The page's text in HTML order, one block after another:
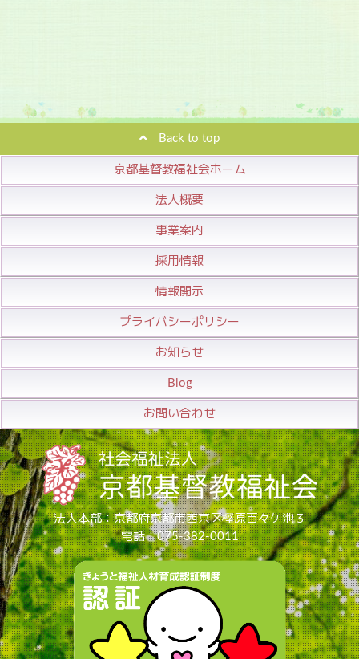
Back to top
京都基督教福祉会ホーム
法人概要
事業案内
採用情報
情報開示
プライバシーポリシー
お知らせ
Blog
お問い合わせ
法人本部：京都府京都市西京区樫原百々ケ池３
電話：075-382-0011